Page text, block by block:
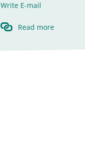
Write E-mail
Read more